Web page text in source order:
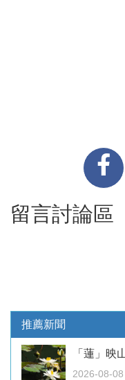
留言討論區
推薦新聞
「蓮」
2026-08-